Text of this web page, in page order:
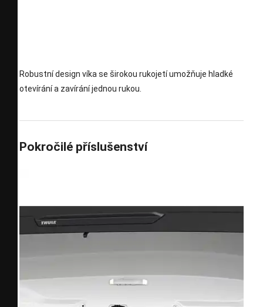
Robustní design víka se širokou rukojetí umožňuje hladké
otevírání a zavírání jednou rukou.
Pokročilé příslušenství